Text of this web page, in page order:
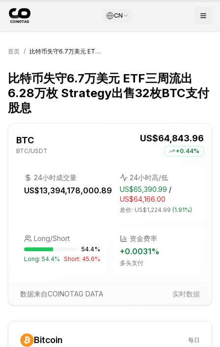
CN
首页 / 比特币失守6.7万美元 ETF三周流出6.28万枚 Strategy出售32枚BTC支付股息
比特币失守6.7万美元 ETF三周流出
6.28万枚 Strategy出售32枚BTC支付
股息
BTC
BTC/USDT
US$64,843.96
+0.44%
24小时成交量
US$13,394,178,000.89
24小时高/低
US$65,390.99 /
US$64,166.00
差价: US$1,224.99 (1.91%)
Long/Short
54.4%
Long: 54.4% Short: 45.6%
资金费率
+0.0031%
多头支付
数据来自COINOTAG DATA 实时数据
Bitcoin 每日